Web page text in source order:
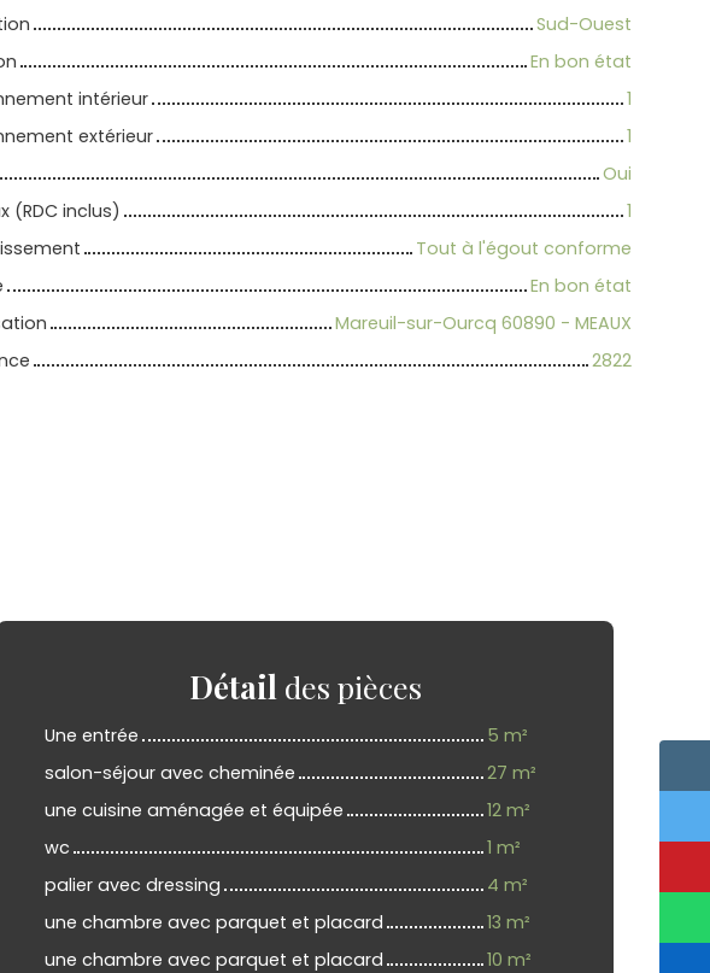
Sud-Ouest
En bon état
intérieur
1
extérieur
1
Oui
(RDC inclus)
1
Tout à l'égout conforme
En bon état
Mareuil-sur-Ourcq 60890 - MEAUX
2822
Détail des pièces
Une entrée
5 m²
salon-séjour avec cheminée
27 m²
une cuisine aménagée et équipée
12 m²
wc
1 m²
palier avec dressing
4 m²
une chambre avec parquet et placard
13 m²
une chambre avec parquet et placard
10 m²